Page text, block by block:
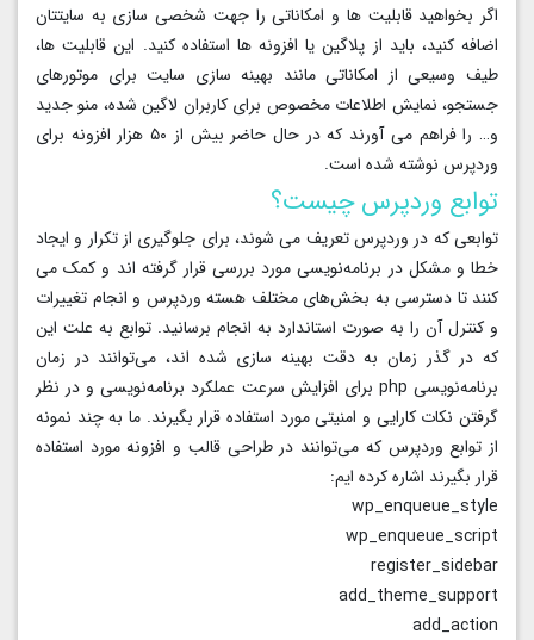
اگر بخواهید قابلیت ها و امکاناتی را جهت شخصی سازی به سایتتان
اضافه کنید، باید از پلاگین یا افزونه ها استفاده کنید. این قابلیت ها،
طیف وسیعی از امکاناتی مانند بهینه سازی سایت برای موتورهای
جستجو، نمایش اطلاعات مخصوص برای کاربران لاگین شده، منو جدید
و… را فراهم می آورند که در حال حاضر بیش از ۵۰ هزار افزونه برای
وردپرس نوشته شده است.
توابع وردپرس چیست؟
توابعی که در وردپرس تعریف می شوند، برای جلوگیری از تکرار و ایجاد
خطا و مشکل در برنامه‌نویسی مورد بررسی قرار گرفته‌ اند و کمک می‌
کنند تا دسترسی به بخش‌های مختلف هسته‌ وردپرس و انجام تغییرات
و کنترل آن را به صورت استاندارد به انجام برسانید. توابع به علت این
که در گذر زمان به دقت بهینه‌ سازی شده‌ اند، می‌توانند در زمان
برنامه‌نویسی php برای افزایش سرعت عملکرد برنامه‌نویسی و در نظر
گرفتن نکات کارایی و امنیتی مورد استفاده قرار بگیرند. ما به چند نمونه
از توابع وردپرس که می‌توانند در طراحی قالب و افزونه مورد استفاده
قرار بگیرند اشاره کرده ایم:
wp_enqueue_style
wp_enqueue_script
register_sidebar
add_theme_support
add_action